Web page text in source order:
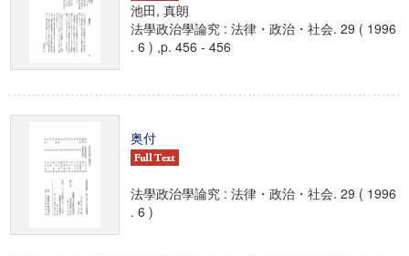
池田, 真朗
法學政治學論究 : 法律・政治・社会. 29 ( 1996
. 6 ) ,p. 456 - 456
奥付
法學政治學論究 : 法律・政治・社会. 29 ( 1996
. 6 )